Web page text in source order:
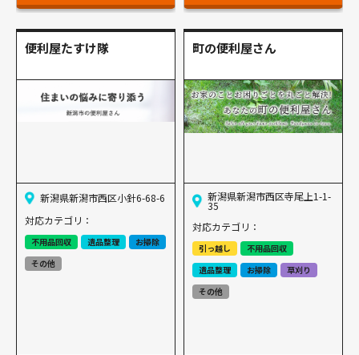
便利屋たすけ隊
新潟県新潟市西区小針6-68-6
対応カテゴリ：
不用品回収 遺品整理
お掃除
その他
町の便利屋さん
新潟県新潟市西区寺尾上1-1-
35
対応カテゴリ：
引っ越し
不用品回収
遺品整理
お掃除
草刈り
その他